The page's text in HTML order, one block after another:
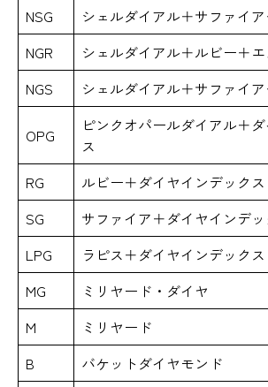
NSG
シェルダイアル＋サファイ
NGR
シェルダイアル＋ルビー＋
NGS
シェルダイアル＋サファイ
OPG
ピンクオパールダイアル＋
ス
RG
ルビー＋ダイヤインデックス
SG
サファイア＋ダイヤインデッ
LPG
ラピス＋ダイヤインデックス
MG
ミリヤード・ダイヤ
M
ミリヤード
B
バケットダイヤモンド